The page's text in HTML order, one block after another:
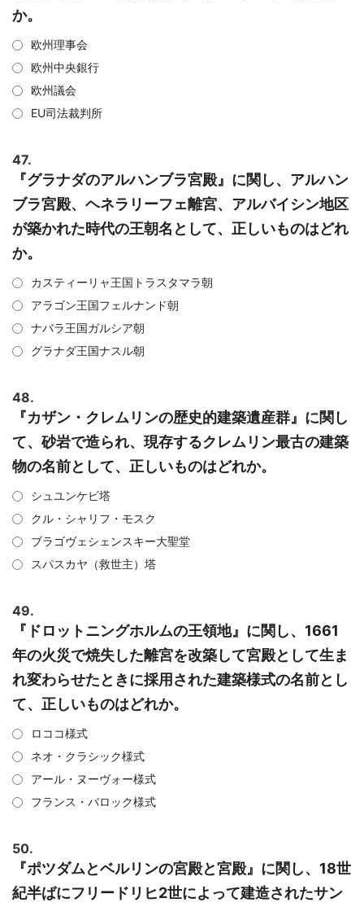
か。
欧州理事会
欧州中央銀行
欧州議会
EU司法裁判所
47.
『グラナダのアルハンブラ宮殿』に関し、アルハン
ブラ宮殿、ヘネラリーフェ離宮、アルバイシン地区
が築かれた時代の王朝名として、正しいものはどれ
か。
カスティーリャ王国トラスタマラ朝
アラゴン王国フェルナンド朝
ナバラ王国ガルシア朝
グラナダ王国ナスル朝
48.
『カザン・クレムリンの歴史的建築遺産群』に関し
て、砂岩で造られ、現存するクレムリン最古の建築
物の名前として、正しいものはどれか。
シュユンケビ塔
クル・シャリフ・モスク
ブラゴヴェシェンスキー大聖堂
スパスカヤ（救世主）塔
49.
『ドロットニングホルムの王領地』に関し、1661
年の火災で焼失した離宮を改築して宮殿として生ま
れ変わらせたときに採用された建築様式の名前とし
て、正しいものはどれか。
ロココ様式
ネオ・クラシック様式
アール・ヌーヴォー様式
フランス・バロック様式
50.
『ポツダムとベルリンの宮殿と宮殿』に関し、18世
紀半ばにフリードリヒ2世によって建造されたサン